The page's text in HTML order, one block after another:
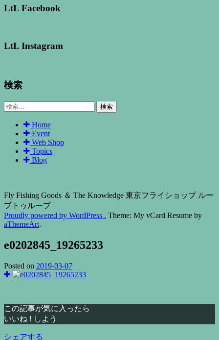
LtL Facebook
LtL Instagram
検索
検
Home
Event
Web Shop
Topics
Blog
Fly Fishing Goods ＆ The Knowledge 東京フライショップ ルー
プトゥループ
Proudly powered by WordPress . Theme: My vCard Resume by
aThemeArt.
e0202845_19265233
Posted on 2019-03-07
この記事が気に入ったら
いいね ! しよう
シェアする